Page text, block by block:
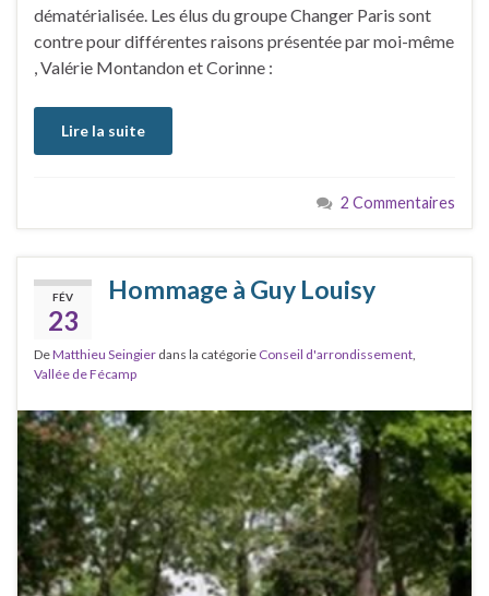
dématérialisée. Les élus du groupe Changer Paris sont
contre pour différentes raisons présentée par moi-même
, Valérie Montandon et Corinne :
Lire la suite
2 Commentaires
FÉV
23
Hommage à Guy Louisy
DeMatthieu Seingier dans la catégorie Conseil d'arrondissement,
Vallée de Fécamp